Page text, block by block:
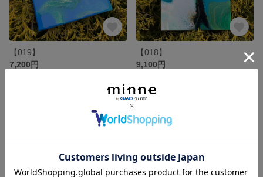
【019】
7,200円
【018】
9,100円